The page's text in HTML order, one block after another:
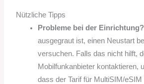
Nützliche Tipps
Probleme bei der Einrichtung?
ausgegraut ist, einen Neustart
versuchen. Falls das nicht hilft,
Mobilfunkanbieter kontaktieren,
dass der Tarif für MultiSIM/